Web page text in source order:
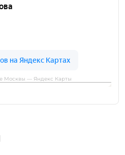
Москвы — Яндекс Карты